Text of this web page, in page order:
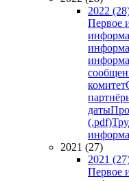
2022
Первое
комитет
даты
(.pdf)
2021 (27)
2021
Первое